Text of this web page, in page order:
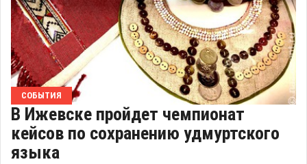
СОБЫТИЯ
В Ижевске пройдет чемпионат
кейсов по сохранению удмуртского
языка